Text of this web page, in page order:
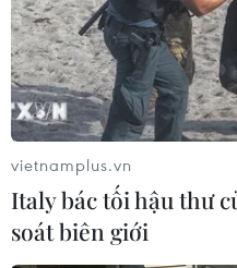
#Ấn Độ #Tàu ngầm
#Admiraltei verfi
Ấn Độ
vietnamplus.vn
Italy bác tối hậu thư
soát biên giới